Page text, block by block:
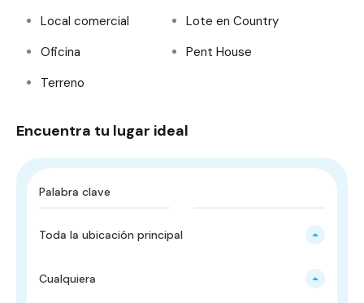
Local comercial
Lote en Country
Oficina
Pent House
Terreno
Encuentra tu lugar ideal
Toda la ubicación principal
Cualquiera